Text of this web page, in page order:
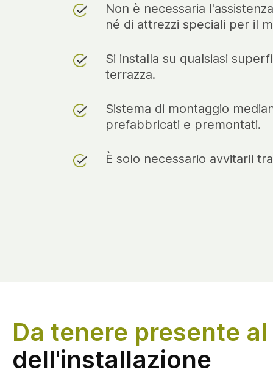
Non è necessaria
né di attrezzi speciali per il
Si installa su qualsiasi
terrazza.
Sistema di montaggio
prefabbricati e premontati.
È solo necessario avvitarli
Da tenere presente
dell'installazione